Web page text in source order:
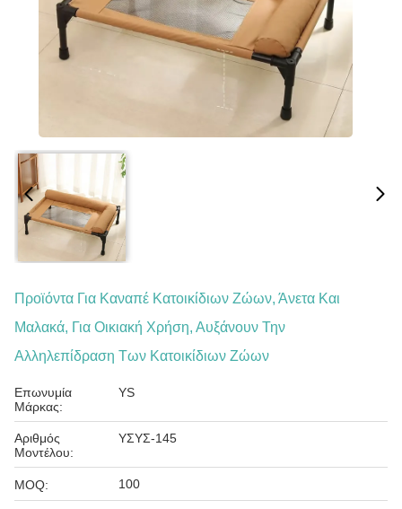
Προϊόντα Για Καναπέ Κατοικίδιων Ζώων, Άνετα Και
Μαλακά, Για Οικιακή Χρήση, Αυξάνουν Την
Αλληλεπίδραση Των Κατοικίδιων Ζώων
Επωνυμία
Μάρκας:
YS
Αριθμός
Μοντέλου:
ΥΣΥΣ-145
MOQ: 100